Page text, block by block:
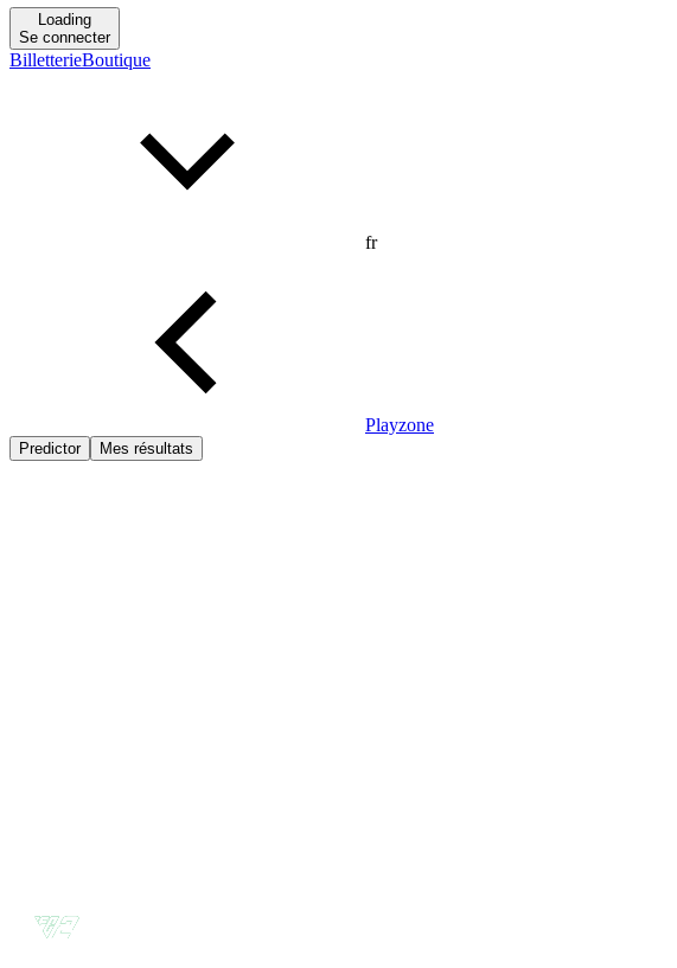
Loading
Se connecter
BilletterieBoutique
fr
Playzone
Predictor Mes résultats